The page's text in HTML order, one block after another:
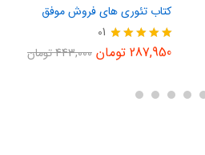
کتاب تئوری های فروش موفق
نمره
01
287,950 تومان 443,000تومان